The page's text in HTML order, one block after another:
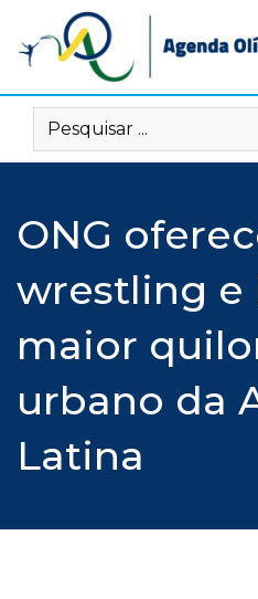
content
ONG
wrestling e
maior
urbano da
Latina